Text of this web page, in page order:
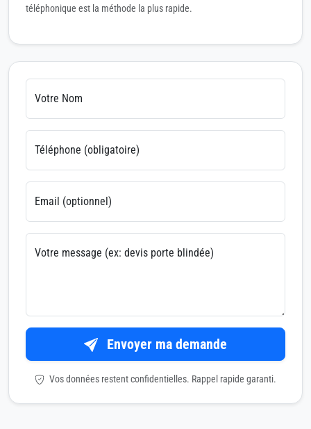
téléphonique est la méthode la plus rapide.
Votre Nom
Téléphone (obligatoire)
Email (optionnel)
Votre message (ex: devis porte blindée)
Envoyer ma demande
Vos données restent confidentielles. Rappel rapide garanti.